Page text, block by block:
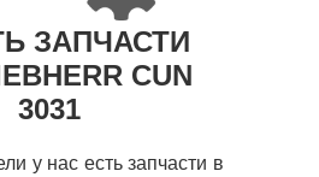
ЗАПЧАСТИ
CUN
3031
у нас есть запчасти в